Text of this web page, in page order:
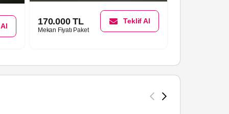
170.000 TL
Mekan Fiyatı Paket
Teklif Al